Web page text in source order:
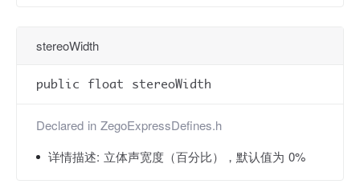
stereoWidth
public float stereoWidth
Declared in ZegoExpressDefines.h
详情描述: 立体声宽度（百分比），默认值为 0%